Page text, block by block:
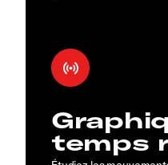
temps